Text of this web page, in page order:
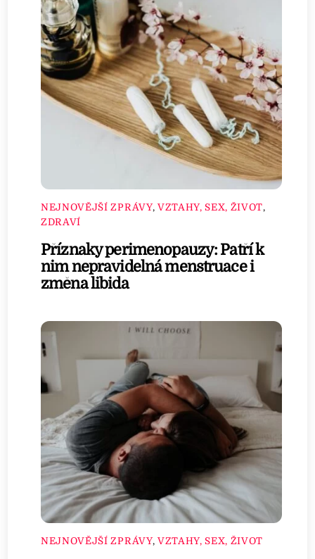
NEJNOVĚJŠÍ ZPRÁVY, VZTAHY, SEX, ŽIVOT,
ZDRAVÍ
Příznaky perimenopauzy: Patří k
nim nepravidelná menstruace i
změna libida
NEJNOVĚJŠÍ ZPRÁVY, VZTAHY, SEX, ŽIVOT